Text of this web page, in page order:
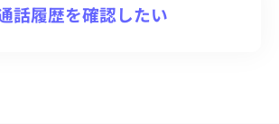
話履歴を確認したい